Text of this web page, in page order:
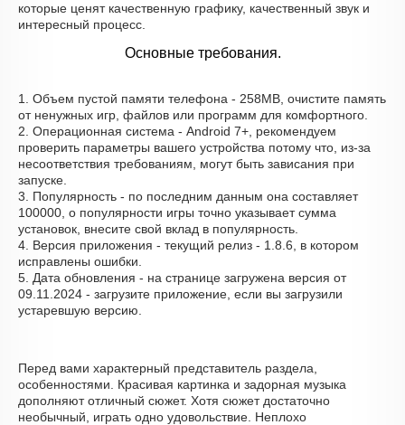
которые ценят качественную графику, качественный звук и
интересный процесс.
Основные требования.
1. Объем пустой памяти телефона - 258MB, очистите память
от ненужных игр, файлов или программ для комфортного.
2. Операционная система - Android 7+, рекомендуем
проверить параметры вашего устройства потому что, из-за
несоответствия требованиям, могут быть зависания при
запуске.
3. Популярность - по последним данным она составляет
100000, о популярности игры точно указывает сумма
установок, внесите свой вклад в популярность.
4. Версия приложения - текущий релиз - 1.8.6, в котором
исправлены ошибки.
5. Дата обновления - на странице загружена версия от
09.11.2024 - загрузите приложение, если вы загрузили
устаревшую версию.
Перед вами характерный представитель раздела,
особенностями. Красивая картинка и задорная музыка
дополняют отличный сюжет. Хотя сюжет достаточно
необычный, играть одно удовольствие. Неплохо